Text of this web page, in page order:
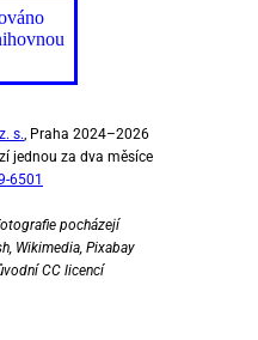
s., Praha 2024–2026
jednou za dva měsíce
6501
pocházejí
Wikimedia, Pixabay
CC licencí